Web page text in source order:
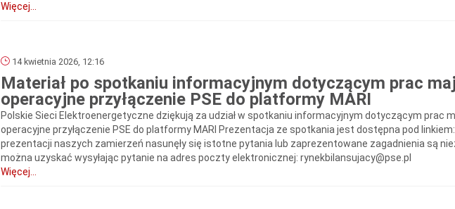
Więcej...
14 kwietnia 2026, 12:16
Materiał po spotkaniu informacyjnym dotyczącym prac
operacyjne przyłączenie PSE do platformy MARI
Polskie Sieci Elektroenergetyczne dziękują za udział w spotkaniu informacyjnym dotyczącym prac
operacyjne przyłączenie PSE do platformy MARI Prezentacja ze spotkania jest dostępna pod
prezentacji naszych zamierzeń nasunęły się istotne pytania lub zaprezentowane zagadnienia są
można uzyskać wysyłając pytanie na adres poczty elektronicznej: rynekbilansujacy@pse.pl
Więcej...